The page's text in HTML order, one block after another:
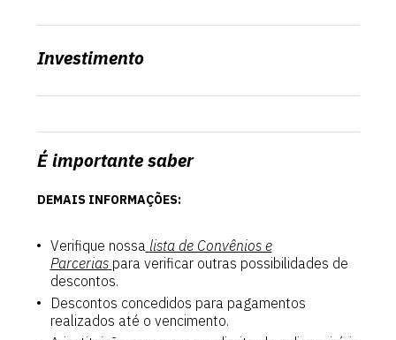
Investimento
É importante saber
DEMAIS INFORMAÇÕES:
Verifique nossa lista de Convênios e
Parcerias para verificar outras possibilidades de
descontos.
Descontos concedidos para pagamentos
realizados até o vencimento.